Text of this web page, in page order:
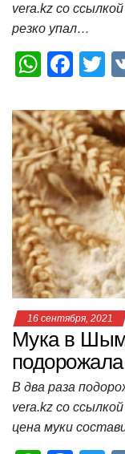
vera.kz со
резко упал…
W
at
s
A
p
p
F
c
e
b
o
o
k
T
tt
16 сентября, 2021
Мука в
В два раза
vera.kz со
цена муки